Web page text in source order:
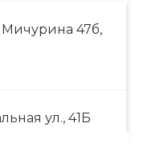
Мичурина 47б,
ул., 41Б